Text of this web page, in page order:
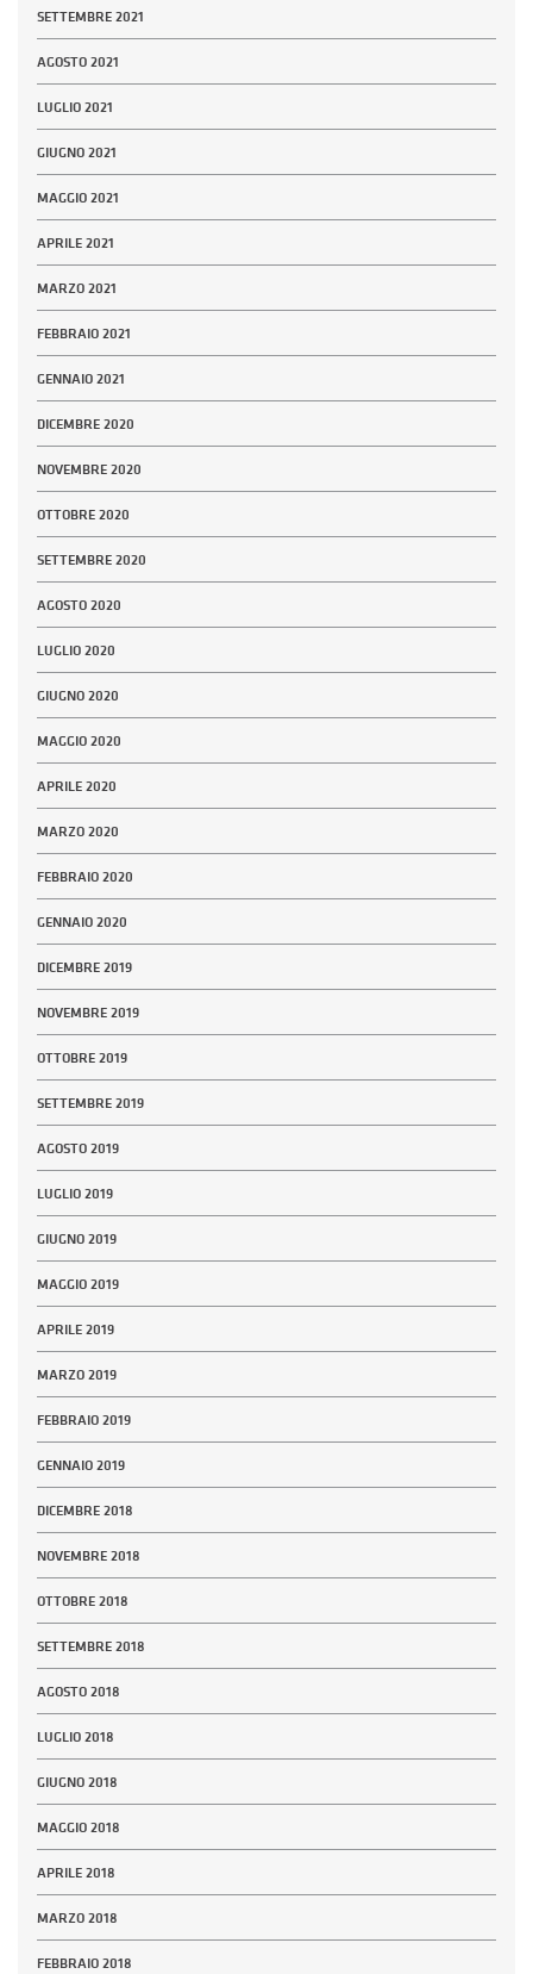
SETTEMBRE 2021
AGOSTO 2021
LUGLIO 2021
GIUGNO 2021
MAGGIO 2021
APRILE 2021
MARZO 2021
FEBBRAIO 2021
GENNAIO 2021
DICEMBRE 2020
NOVEMBRE 2020
OTTOBRE 2020
SETTEMBRE 2020
AGOSTO 2020
LUGLIO 2020
GIUGNO 2020
MAGGIO 2020
APRILE 2020
MARZO 2020
FEBBRAIO 2020
GENNAIO 2020
DICEMBRE 2019
NOVEMBRE 2019
OTTOBRE 2019
SETTEMBRE 2019
AGOSTO 2019
LUGLIO 2019
GIUGNO 2019
MAGGIO 2019
APRILE 2019
MARZO 2019
FEBBRAIO 2019
GENNAIO 2019
DICEMBRE 2018
NOVEMBRE 2018
OTTOBRE 2018
SETTEMBRE 2018
AGOSTO 2018
LUGLIO 2018
GIUGNO 2018
MAGGIO 2018
APRILE 2018
MARZO 2018
FEBBRAIO 2018